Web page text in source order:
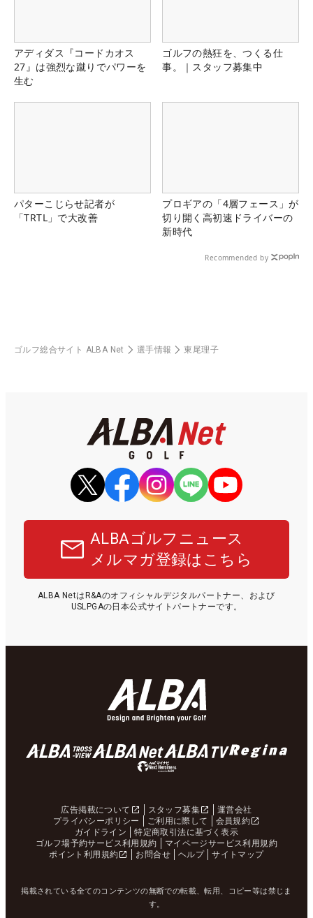
アディダス『コードカオス
27』は強烈な蹴りでパワーを
生む
ゴルフの熱狂を、つくる仕
事。｜スタッフ募集中
パターこじらせ記者が
「TRTL」で大改善
プロギアの「4層フェース」が
切り開く高初速ドライバーの
新時代
Recommended by
ゴルフ総合サイト ALBA Net 選手情報 東尾理子
ALBAゴルフニュース
メルマガ登録はこちら
ALBA NetはR&Aのオフィシャルデジタルパートナー、および
USLPGAの日本公式サイトパートナーです。
広告掲載について スタッフ募集
運営会社
プライバシーポリシー
ご利用に際して
会員規約
ガイドライン
特定商取引法に基づく表示
ゴルフ場予約サービス利用規約
マイページサービス利用規約
ポイント利用規約
お問合せ ヘルプ サイトマップ
掲載されている全てのコンテンツの無断での転載、転用、コピー等は禁じま
す。